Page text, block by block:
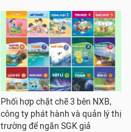
Phối hợp chặt chẽ 3 bên NXB,
công ty phát hành và quản lý thị
trường để ngăn SGK giả